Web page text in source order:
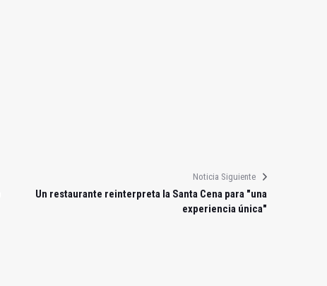
Noticia Siguiente
Un restaurante reinterpreta la Santa Cena para "una
experiencia única"